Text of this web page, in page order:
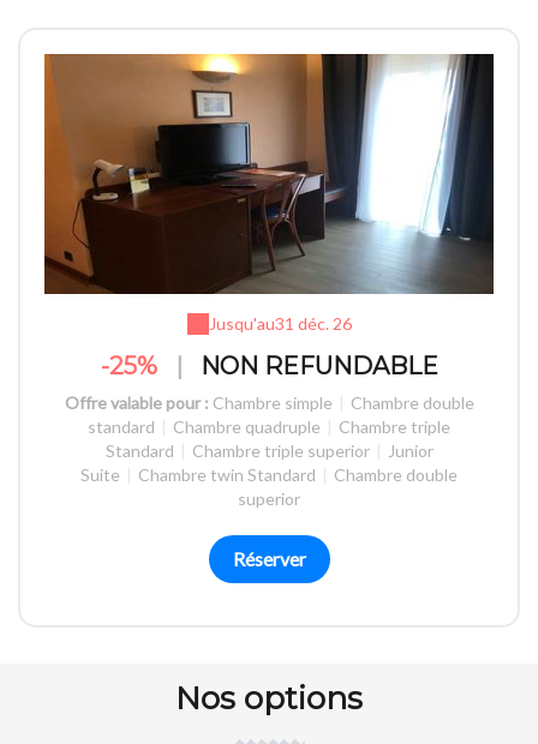
Jusqu'au31 déc. 26
-25% NON REFUNDABLE
Offre valable pour : Chambre simple | Chambre double
standard | Chambre quadruple | Chambre triple
Standard | Chambre triple superior | Junior
Suite | Chambre twin Standard | Chambre double
superior
Réserver
Nos options